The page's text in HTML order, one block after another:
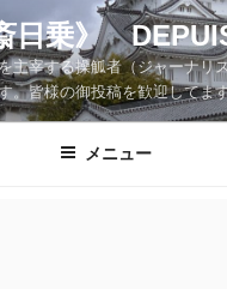
日乗》
主宰する操觚者（ジャーナリ
す。皆様の御投稿を歓迎
メニュー